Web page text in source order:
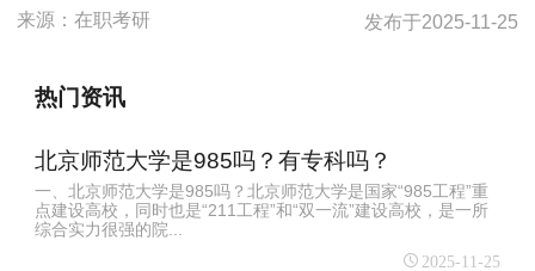
来源：在职考研 发布于2025-11-25
热门资讯
北京师范大学是985吗？有专科吗？
一、北京师范大学是985吗？北京师范大学是国家“985工程”重
点建设高校，同时也是“211工程”和“双一流”建设高校，是一所
综合实力很强的院...
2025-11-25